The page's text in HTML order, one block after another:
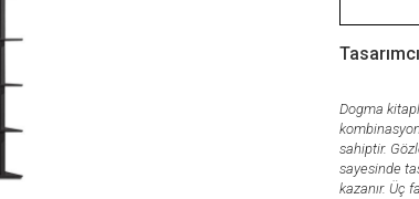
Dogma
sahiptir.
sayesinde
kazanır. Üç